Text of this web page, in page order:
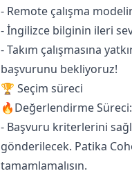
- Remote çalışma
- İngilizce bilginin ileri
- Takım çalışmasına
başvurunu bekliyoruz!
🏆 Seçim süreci
🔥Değerlendirme Süreci:
- Başvuru kriterlerini
gönderilecek. Patika
tamamlamalısın.